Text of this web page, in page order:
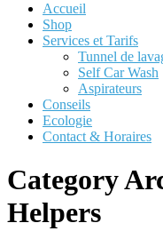
Accueil
Shop
Services et Tarifs
Tunnel de
Self Car Wash
Aspirateurs
Conseils
Ecologie
Contact & Horaires
Category
Helpers